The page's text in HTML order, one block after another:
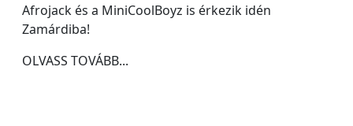
Afrojack és a MiniCoolBoyz is érkezik idén
Zamárdiba!
OLVASS TOVÁBB...